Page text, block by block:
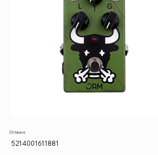
Octaurus
SKU：
5214001611881